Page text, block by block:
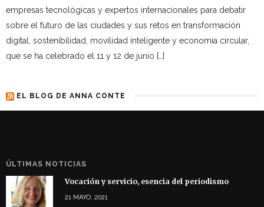
empresas tecnológicas y expertos internacionales para debatir
sobre el futuro de las ciudades y sus retos en transformación
digital, sostenibilidad, movilidad inteligente y economía circular,
que se ha celebrado el 11 y 12 de junio […]
EL BLOG DE ANNA CONTE
ÚLTIMAS NOTICIAS
Vocación y servicio, esencia del periodismo
21 MAYO, 2021